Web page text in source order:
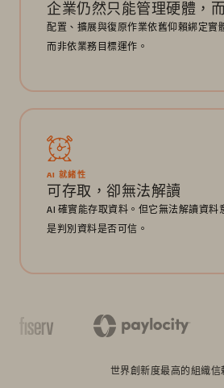
企業仍然只能管理硬體，
配置、擴展與復原作業依舊仰賴綁定實
而非依業務目標運作。
AI 就緒性
可存取，卻無法解讀
AI 確實能存取資料。但它無法解讀資料
是判別資料是否可信。
世界創新度最高的組織信